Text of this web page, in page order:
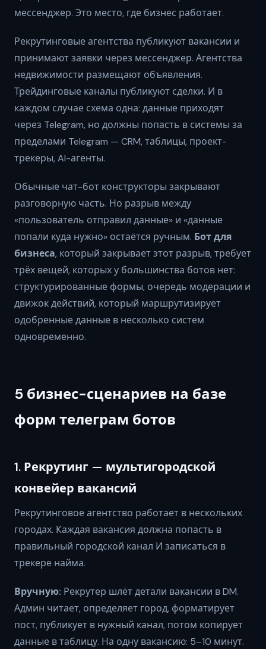
мессенджер. Это место, где бизнес работает.
Рекрутинговые агентства публикуют вакансии и
принимают заявки через мессенджер. Агентства
недвижимости размещают объявления.
Трейдинговые каналы публикуют сделки. И в
каждом случае схема одна: данные приходят
через Telegram, но должны попасть в системы за
пределами Telegram — CRM, таблицы, проект-
трекеры, AI-агенты.
Обычные чат-бот конструкторы закрывают
разговорную часть. Но разрыв между
«пользователь отправил данные» и «данные
попали куда нужно» остаётся ручным. Бот для
бизнеса, который закрывает этот разрыв, требует
трёх вещей, которых у большинства ботов нет:
структурированные формы, очередь модерации и
движок действий, который маршрутизирует
одобренные данные в несколько систем
одновременно.
5 бизнес-сценариев на базе
форм телеграм ботов
1. Рекрутинг — мультигородской
конвейер вакансий
Рекрутинговое агентство работает в нескольких
городах. Каждая вакансия должна попасть в
правильный городской канал И записаться в
трекере найма.
Вручную: Рекрутер шлёт детали вакансии в DM.
Админ читает, определяет город, форматирует
пост, публикует в нужный канал, потом копирует
данные в таблицу. На одну вакансию: 5–10 минут.